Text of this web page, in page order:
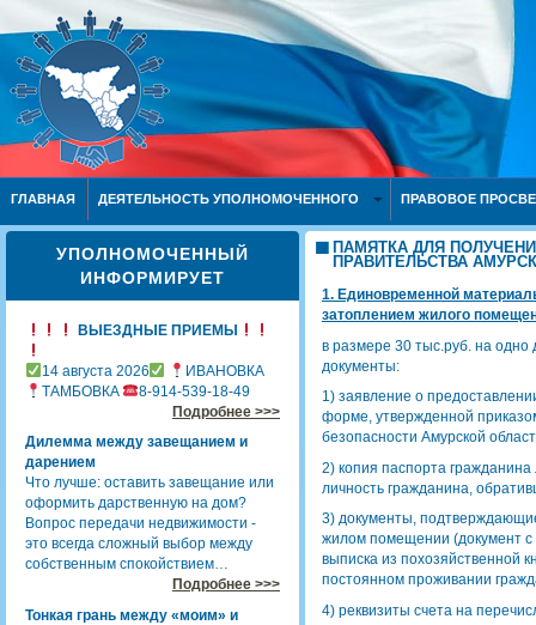
ГЛАВНАЯ ДЕЯТЕЛЬНОСТЬ УПОЛНОМОЧЕННОГО ПРАВОВОЕ
УПОЛНОМОЧЕННЫЙ
ИНФОРМИРУЕТ
ВЫЕЗДНЫЕ ПРИЕМЫ
14 августа 2026
ИВАНОВКА
ТАМБОВКА
8-914-539-18-49
Подробнее >>>
Дилемма между завещанием и
дарением
Что лучше: оставить завещание или
оформить дарственную на дом?
Вопрос передачи недвижимости -
это всегда сложный выбор между
собственным спокойствием…
Подробнее >>>
Тонкая грань между «моим» и
ПАМЯТКА ДЛЯ
ПРАВИТЕЛЬСТВА
1. Единовременной
затоплением жилого
в размере 30 тыс.руб. на
документы:
1) заявление о
форме, утвержденной
безопасности Амурской
2) копия паспорта
личность гражданина,
3) документы,
жилом помещении (документ с
выписка из похозяйственной
постоянном проживании
4) реквизиты счета на